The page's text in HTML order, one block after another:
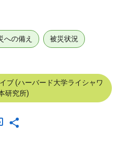
への備え 被災状況
ブ (ハーバード大学ライシャワ
研究所)